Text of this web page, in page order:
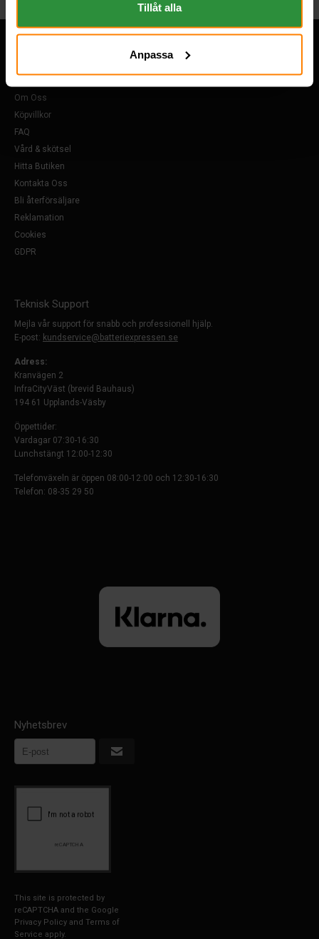
längst ner i "footern" på sidan.
Tillåt alla
Anpassa
Övrigt
Om Oss
Köpvillkor
FAQ
Vård & skötsel
Hitta Butiken
Kontakta Oss
Bli återförsäljare
Reklamation
Cookies
GDPR
Teknisk Support
Mejla vår support för snabb och professionell hjälp.
E-post: kundservice@batteriexpressen.se
Adress:
Kranvägen 2
InfraCityVäst (brevid Bauhaus)
194 61 Upplands-Väsby
Öppettider:
Vardagar 07:30-16:30
Lunchstängt 12:00-12:30
Telefonväxeln är öppen 08:00-12:00 och 12:30-16:30
Telefon: 08-35 29 50
Nyhetsbrev
This site is protected by
reCAPTCHA and the Google
Privacy Policy and Terms of
Service apply.